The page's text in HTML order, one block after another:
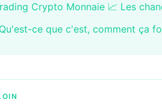
Crypto Monnaie 📈 Les
ce que c'est, comment ça